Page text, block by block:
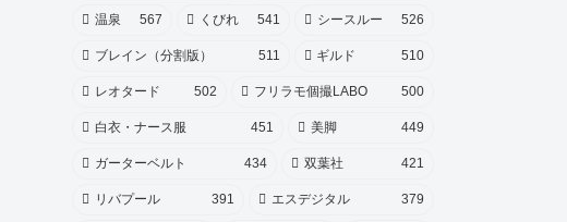
温泉 567 くびれ 541 シースルー 526
ブレイン（分割版） 511 ギルド 510
レオタード 502 フリラモ個撮LABO 500
白衣・ナース服 451 美脚 449
ガーターベルト 434 双葉社 421
リバプール 391 エスデジタル 379